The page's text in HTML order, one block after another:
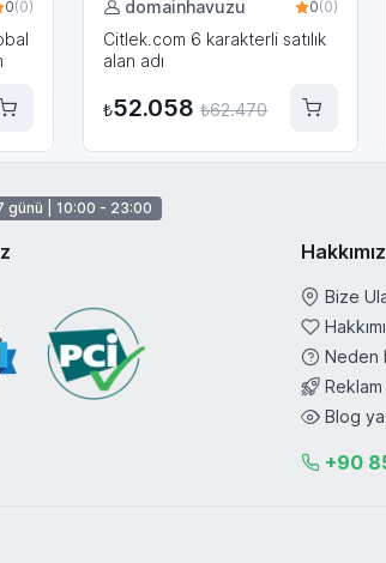
0(0) domainhavuzu 0(0)
Citlek.com 6 karakterli satılık
alan adı
₺52.058₺62.470
günü | 10:00 - 23:00
Bize
Neden
Blog
+90